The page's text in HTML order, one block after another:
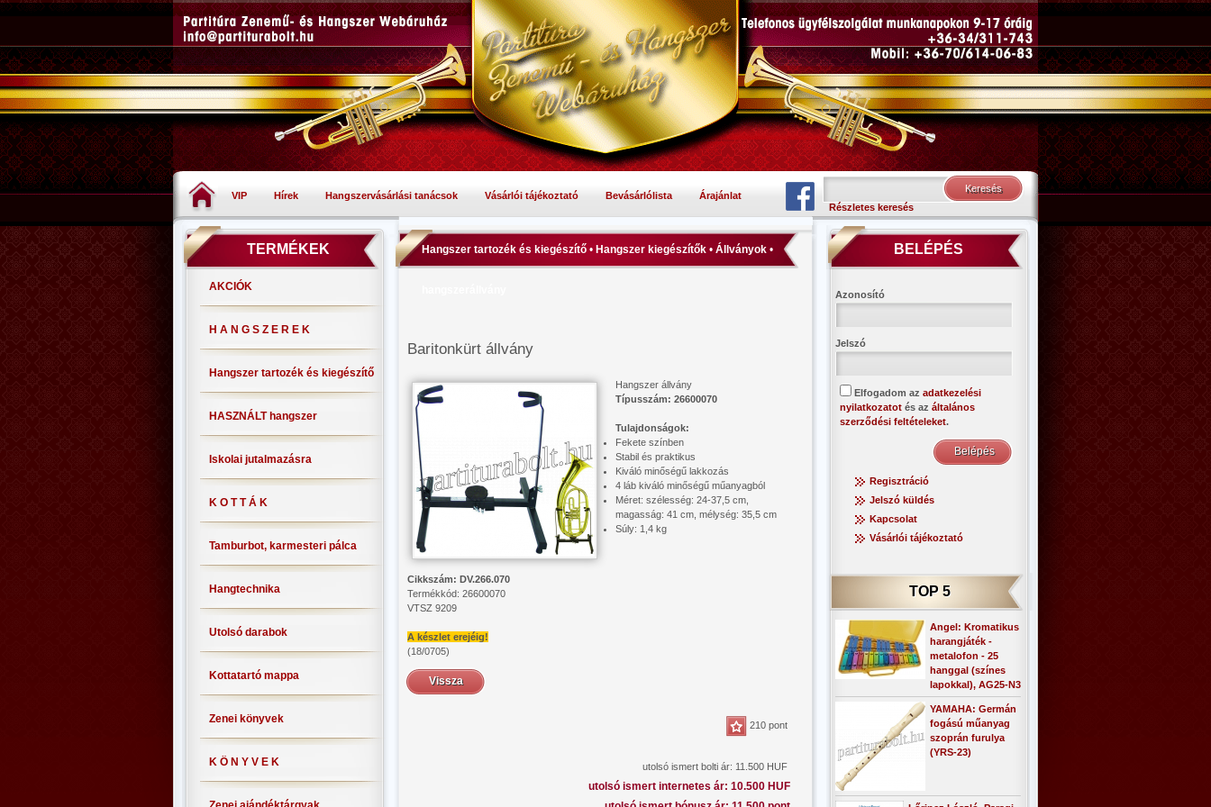
VIP Hírek Hangszervásárlási tanácsok Vásárlói tájékoztató Bevásárlólista
Árajánlat
Részletes keresés
TERMÉKEK
AKCIÓK
H A N G S Z E R E K
Hangszer tartozék és kiegészítő
HASZNÁLT hangszer
Iskolai jutalmazásra
K O T T Á K
Tamburbot, karmesteri pálca
Hangtechnika
Utolsó darabok
Kottatartó mappa
Zenei könyvek
K Ö N Y V E K
Hangszer tartozék és kiegészítő • Hangszer kiegészítők • Állványok •
Baritonkürt állvány
Hangszer állvány
Típusszám: 26600070
Tulajdonságok:
Fekete színben
Stabil és praktikus
Kiváló minőségű lakkozás
4 láb kiváló minőségű műanyagból
Méret: szélesség: 24-37,5 cm,
magasság: 41 cm, mélység: 35,5 cm
Súly: 1,4 kg
Cikkszám: DV.266.070
Termékkód: 26600070
VTSZ 9209
A készlet erejéig!
(18/0705)
Vissza
210 pont
utolsó ismert bolti ár: 11.500 HUF
utolsó ismert internetes ár: 10.500 HUF
BELÉPÉS
Azonosító
Jelszó
Elfogadom az adatkezelési
nyilatkozatot és az általános
szerződési feltételeket.
Regisztráció
Jelszó küldés
Kapcsolat
Vásárlói tájékoztató
TOP 5
Angel: Kromatikus
harangjáték -
metalofon - 25
hanggal (színes
lapokkal), AG25-N3
YAMAHA: Germán
fogású műanyag
szoprán furulya
(YRS-23)